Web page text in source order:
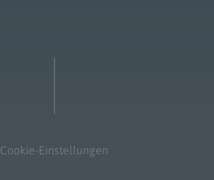
Cookie-Einstellungen